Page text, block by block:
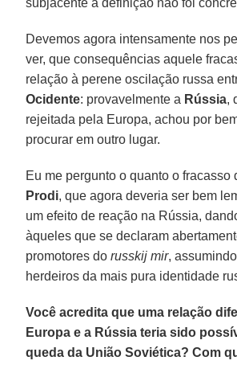
Devemos agora intensamente nos
ver, que consequências aquele
relação à perene oscilação russa
Ocidente: provavelmente a Rússia,
rejeitada pela Europa, achou por
procurar em outro lugar.
Eu me pergunto o quanto o fracasso
Prodi, que agora deveria ser bem
um efeito de reação na Rússia,
àqueles que se declaram
promotores dorusskij mir,
herdeiros da mais pura identidade
Você acredita que uma relação
Europa e a Rússia teria sido
queda da União Soviética? Com